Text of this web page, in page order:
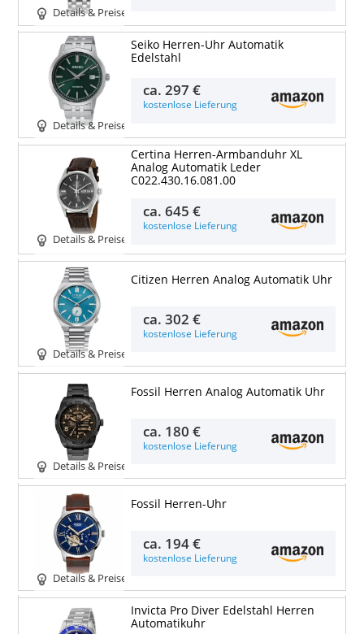
Details & Preise
Details & Preise
Seiko Herren-Uhr Automatik
Edelstahl
ca.297 €
kostenlose Lieferung
Details & Preise
Certina Herren-Armbanduhr XL
Analog Automatik Leder
C022.430.16.081.00
ca.645 €
kostenlose Lieferung
Details & Preise
Citizen Herren Analog Automatik Uhr
ca.302 €
kostenlose Lieferung
Details & Preise
Fossil Herren Analog Automatik Uhr
ca. 180 €
kostenlose Lieferung
Details & Preise
Fossil Herren-Uhr
ca. 194 €
kostenlose Lieferung
Invicta Pro Diver Edelstahl Herren
Automatikuhr